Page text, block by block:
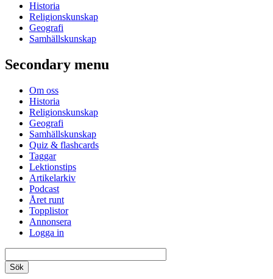
Historia
Religionskunskap
Geografi
Samhällskunskap
Secondary menu
Om oss
Historia
Religionskunskap
Geografi
Samhällskunskap
Quiz & flashcards
Taggar
Lektionstips
Artikelarkiv
Podcast
Året runt
Topplistor
Annonsera
Logga in